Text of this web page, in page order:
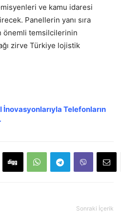
ve kamu idaresi
Panellerin yanı sıra
önemli temsilcilerinin
zirve Türkiye lojistik
İnovasyonlarıyla Telefonların
Sonraki İçerik